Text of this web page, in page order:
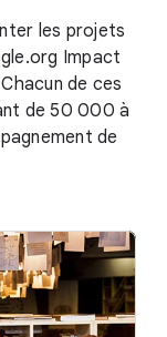
les projets
Impact
de ces
de 50 000 à
de